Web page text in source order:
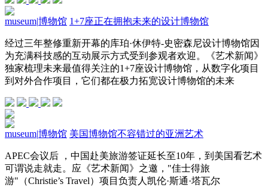
museum|博物馆 1+7座正在拥抱未来的设计博物馆
经过三年整修重新开幕的库珀·休伊特-史密森尼设计博物馆因
为充满科技感的互动展示方式受到参观者欢迎。《艺术新闻》
独家梳理未来最值得关注的1+7座设计博物馆，从数字化项目
到对外合作项目，它们都在极力拓宽设计博物馆的未来
museum|博物馆 美国博物馆不容错过的亚洲艺术
APEC会议后 ，中国赴美旅游签证延长至10年，到美国看艺术
可谓说走就走。应《艺术新闻》之邀，"佳士得旅
游"（Christie’s Travel）项目负责人凯伦·斯通·塔瓦尔